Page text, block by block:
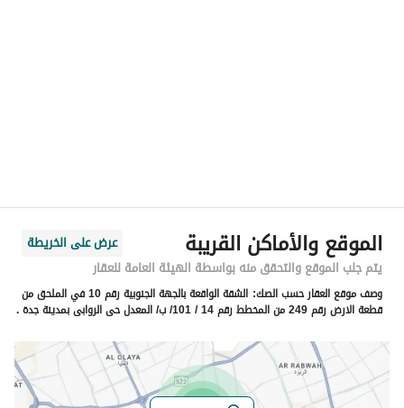
رقم المبنى
5019
الرقم الاضافي
7349
خط العرض
21.47145383738928
خط الطول
39.266436146163876
الموقع والأماكن القريبة
عرض على الخريطة
يتم جلب الموقع والتحقق منه بواسطة الهيئة العامة للعقار
وصف موقع العقار حسب الصك:
الشقة الواقعة بالجهة الجنوبية رقم 10 في الملحق من
قطعة الارض رقم 249 من المخطط رقم 14 / 101/ ب/ المعدل حى الروابى بمدينة جدة .